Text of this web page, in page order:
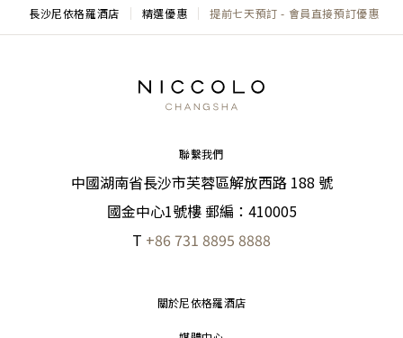
長沙尼依格羅酒店 精選優惠 提前七天預訂 - 會員直接預訂優惠
聯繫我們
中國湖南省長沙市芙蓉區解放西路 188 號
國金中心1號樓 郵編：410005
T +86 731 8895 8888
關於尼依格羅酒店